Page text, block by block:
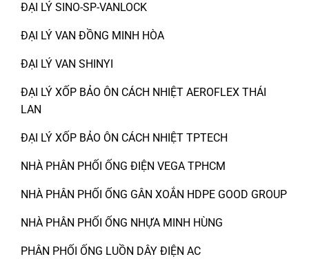
ĐẠI LÝ SINO-SP-VANLOCK
ĐẠI LÝ VAN ĐỒNG MINH HÒA
ĐẠI LÝ VAN SHINYI
ĐẠI LÝ XỐP BẢO ÔN CÁCH NHIỆT AEROFLEX THÁI
LAN
ĐẠI LÝ XỐP BẢO ÔN CÁCH NHIỆT TPTECH
NHÀ PHÂN PHỐI ỐNG ĐIỆN VEGA TPHCM
NHÀ PHÂN PHỐI ỐNG GÂN XOẮN HDPE GOOD GROUP
NHÀ PHÂN PHỐI ỐNG NHỰA MINH HÙNG
PHÂN PHỐI ỐNG LUỒN DÂY ĐIỆN AC